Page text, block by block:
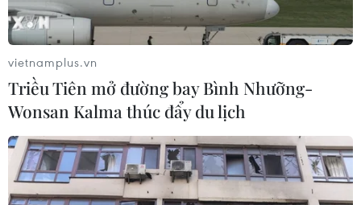
vietnamplus.vn
Triều Tiên mở đường bay Bình Nhưỡng-
Wonsan Kalma thúc đẩy du lịch